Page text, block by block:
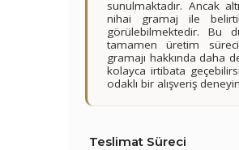
sunulmaktadır. Ancak
nihai gramaj ile
görülebilmektedir. Bu
tamamen üretim
gramajı hakkında daha
kolayca irtibata
odaklı bir alışveriş
Teslimat Süreci